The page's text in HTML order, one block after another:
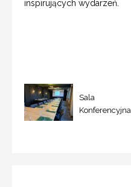
inspirujących wydarzeń.
Sala
Konferencyjna